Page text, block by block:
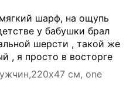
шарф, на ощупь
у бабушки брал
шерсти , такой же
, я просто в восторге
см, one